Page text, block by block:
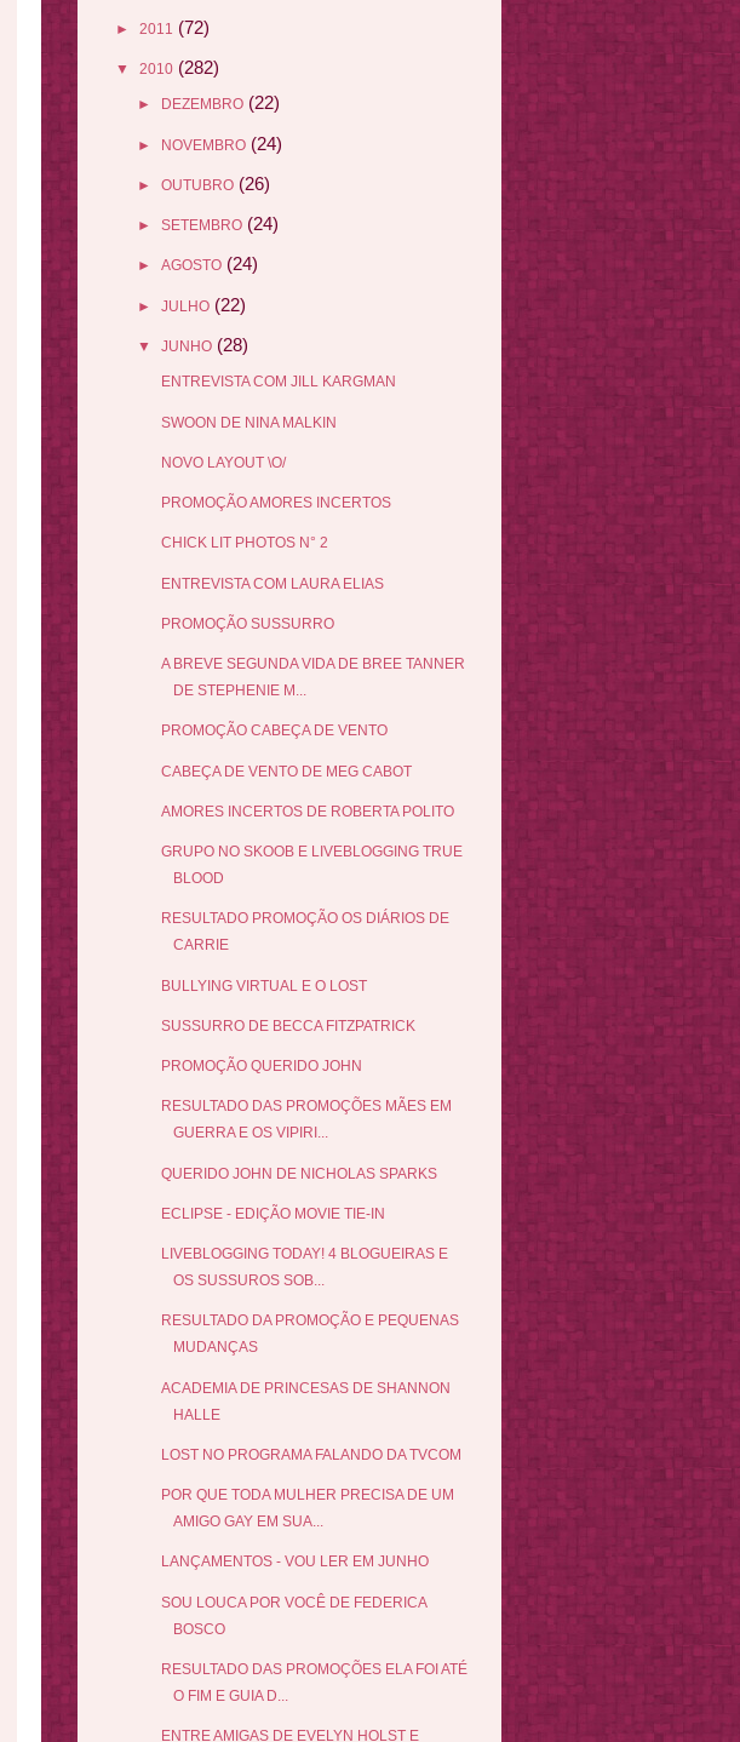
► 2011 (72)
▼ 2010 (282)
► DEZEMBRO (22)
► NOVEMBRO (24)
► OUTUBRO (26)
► SETEMBRO (24)
► AGOSTO (24)
► JULHO (22)
▼ JUNHO (28)
ENTREVISTA COM JILL KARGMAN
SWOON DE NINA MALKIN
NOVO LAYOUT \O/
PROMOÇÃO AMORES INCERTOS
CHICK LIT PHOTOS N° 2
ENTREVISTA COM LAURA ELIAS
PROMOÇÃO SUSSURRO
A BREVE SEGUNDA VIDA DE BREE TANNER
DE STEPHENIE M...
PROMOÇÃO CABEÇA DE VENTO
CABEÇA DE VENTO DE MEG CABOT
AMORES INCERTOS DE ROBERTA POLITO
GRUPO NO SKOOB E LIVEBLOGGING TRUE
BLOOD
RESULTADO PROMOÇÃO OS DIÁRIOS DE
CARRIE
BULLYING VIRTUAL E O LOST
SUSSURRO DE BECCA FITZPATRICK
PROMOÇÃO QUERIDO JOHN
RESULTADO DAS PROMOÇÕES MÃES EM
GUERRA E OS VIPIRI...
QUERIDO JOHN DE NICHOLAS SPARKS
ECLIPSE - EDIÇÃO MOVIE TIE-IN
LIVEBLOGGING TODAY! 4 BLOGUEIRAS E
OS SUSSUROS SOB...
RESULTADO DA PROMOÇÃO E PEQUENAS
MUDANÇAS
ACADEMIA DE PRINCESAS DE SHANNON
HALLE
LOST NO PROGRAMA FALANDO DA TVCOM
POR QUE TODA MULHER PRECISA DE UM
AMIGO GAY EM SUA...
LANÇAMENTOS - VOU LER EM JUNHO
SOU LOUCA POR VOCÊ DE FEDERICA
BOSCO
RESULTADO DAS PROMOÇÕES ELA FOI ATÉ
O FIM E GUIA D...
ENTRE AMIGAS DE EVELYN HOLST E